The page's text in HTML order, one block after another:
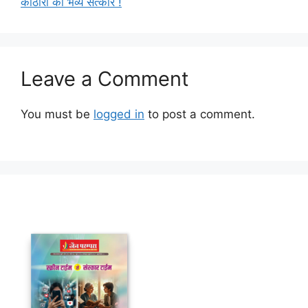
Leave a Comment
You must be logged in to post a comment.